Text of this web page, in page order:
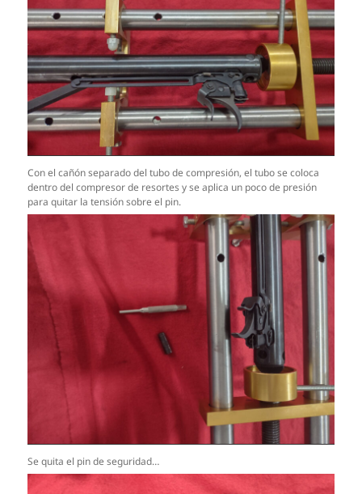
Con el cañón separado del tubo de compresión, el tubo se coloca
dentro del compresor de resortes y se aplica un poco de presión
para quitar la tensión sobre el pin.
Se quita el pin de seguridad…